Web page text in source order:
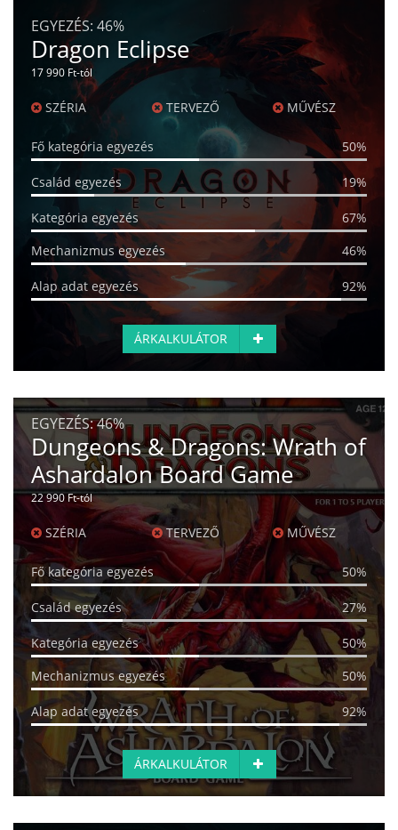
EGYEZÉS: 46%
Dragon Eclipse
17 990 Ft-tól
SZÉRIA TERVEZŐ MŰVÉSZ
Fő kategória egyezés 50%
Család egyezés 19%
Kategória egyezés
67%
Mechanizmus egyezés
46%
Alap adat egyezés 92%
ÁRKALKULÁTOR
EGYEZÉS:46%
Dungeons & Dragons: Wrath of
Ashardalon Board Game
22 990 Ft-tól
SZÉRIA TERVEZŐ MŰVÉSZ
Fő kategória egyezés 50%
Család egyezés 27%
Kategória egyezés
50%
Mechanizmus egyezés
50%
Alap adat egyezés 92%
ÁRKALKULÁTOR